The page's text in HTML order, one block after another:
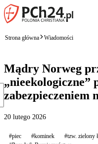
Strona główna Wiadomości
Mądry Norweg
„nieekologiczne”
zabezpieczeniem
20 lutego 2026
#piec #kominek #tzw. zielony